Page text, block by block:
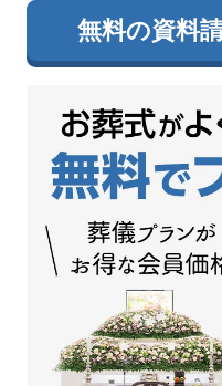
相談無料
無料の資料